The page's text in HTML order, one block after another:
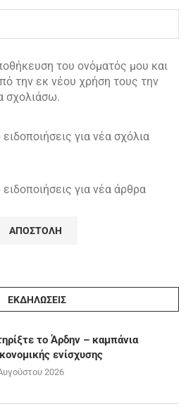
του ονόματός μου και
την εκ νέου χρήση τους την
σχολιάσω.
για νέα σχόλια
για νέα άρθρα
ΕΚΔΗΛΩΣΕΙΣ
το Άρδην – καμπάνια
ενίσχυσης
2026